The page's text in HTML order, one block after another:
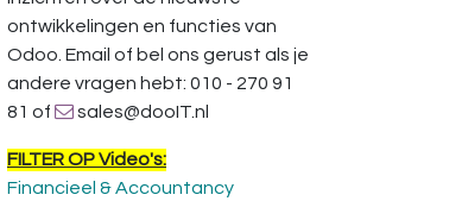
ontwikkelingen en functies van
Odoo. Email of bel ons gerust als je
andere vragen hebt: 010 - 270 91
81 of
sales@dooIT.nl
FILTER OP Video's:
Financieel & Accountancy